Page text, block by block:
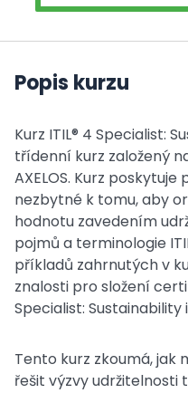
Popis kurzu
Kurz ITIL® 4 Specialist:
třídenní kurz založený
AXELOS. Kurz
nezbytné k tomu, aby
hodnotu zavedením
pojmů a terminologie
příkladů zahrnutých v
znalosti pro složení
Specialist: Sustainability
Tento kurz zkoumá, jak
řešit výzvy udržitelnosti